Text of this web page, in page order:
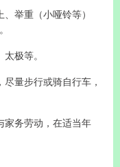
举重（小哑铃等）
极等。
量步行或骑自行车，
家务劳动，在适当年